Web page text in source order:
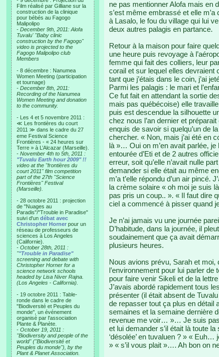
Film réalisé par Gilliane sur la
construction de la clinique
pour bébés au Fagogo
Malipolipo
- December 9th, 2011: Alofa
Tuvalu' "Baby clinic
construction by the Fagogo"
video is projected to the
Fagogo Malipolipo club
Members
- 8 décembre : Nanumea
Women Meeting (participation
et tournage)
- December 8th, 2011:
Recording of the Nanumea
Women Meeting and donation
to the community.
- Les 4 et 5 novembre 2011 :
≪ Les frontières du court
2011 ≫ dans le cadre du 27
eme Festival Science
Frontières - « 24 heures sur
Terre » à L’Alcazar (Marseille).
- November 4th to 5th, 2011 :
"Tuvalu Earth hour 2009" !!
video at the "frontières du
court 2011" film competition
part of the 27th "Science
Frontières" Festival
(Marseille).
- 28 octobre 2011 : projection
de "Nuages au
Paradis"/"Trouble in Paradise"
suivi d'un débat avec
Christopher Horner pour un
réseau de professeurs de
sciences à Los Angeles
(Californie).
- October 28th, 2011 :
""Trouble in Paradise"
screening and debate with
Christopher Horner for a
science network schools
headed by Lisa Niver Rajna.
(Los Angeles - California).
- 19 octobre 2011 : Table-
ronde dans le cadre de
"Biodiversité et Peuples du
monde", un événement
organisé par l'association
Plante & Planète.
- October 19, 2011 :
"Biodiversity and people of the
world" ("Biodiversité et
Peuples du monde"), by the
Plant & Planet Association.
ne pas mentionner Alofa mais en
s’est même embrassé et elle
à Lasalo, le fou du village qui lui
deux autres palagis en partance.
Retour à la maison pour faire
une heure puis revoyage à
femme qui fait des colliers, leur
corail et sur lequel elles
tant que j’étais dans le coin, j’ai
Parmi les palagis : le mari et
Ce fut fait en attendant la sortie
mais pas québécoise) elle
puis est descendue la silhouette
chez nous l’an dernier et
enquis de savoir si quelqu’un de
chercher. « Non, mais j’ai été en
là »… Oui on m’en avait parlée, je
entourée d’Eti et de 2 autres
erreur, soit qu’elle n’avait nulle
demander si elle était au même
m’a t’elle répondu d’un air
la crème solaire « oh moi je suis
pas pris un coup.. ». « Il faut dire
ciel a commencé à pisser quand
Je n’ai jamais vu une journée
D’habitude, dans la journée, il
soudainement que ça avait
plusieurs heures.
Nous avions prévu, Sarah et moi,
l’environnement pour lui parler
pour faire venir Sikeli et de la
J’avais abordé rapidement tous
présenter (il était absent de
de repasser tout ça plus en détail
semaines et la semaine dernière
revenue me voir… »… Je suis
et lui demander s’il était là toute
‘désolée’ en tuvaluen ? » «
» « s’il vous plait »…. Ah bon on